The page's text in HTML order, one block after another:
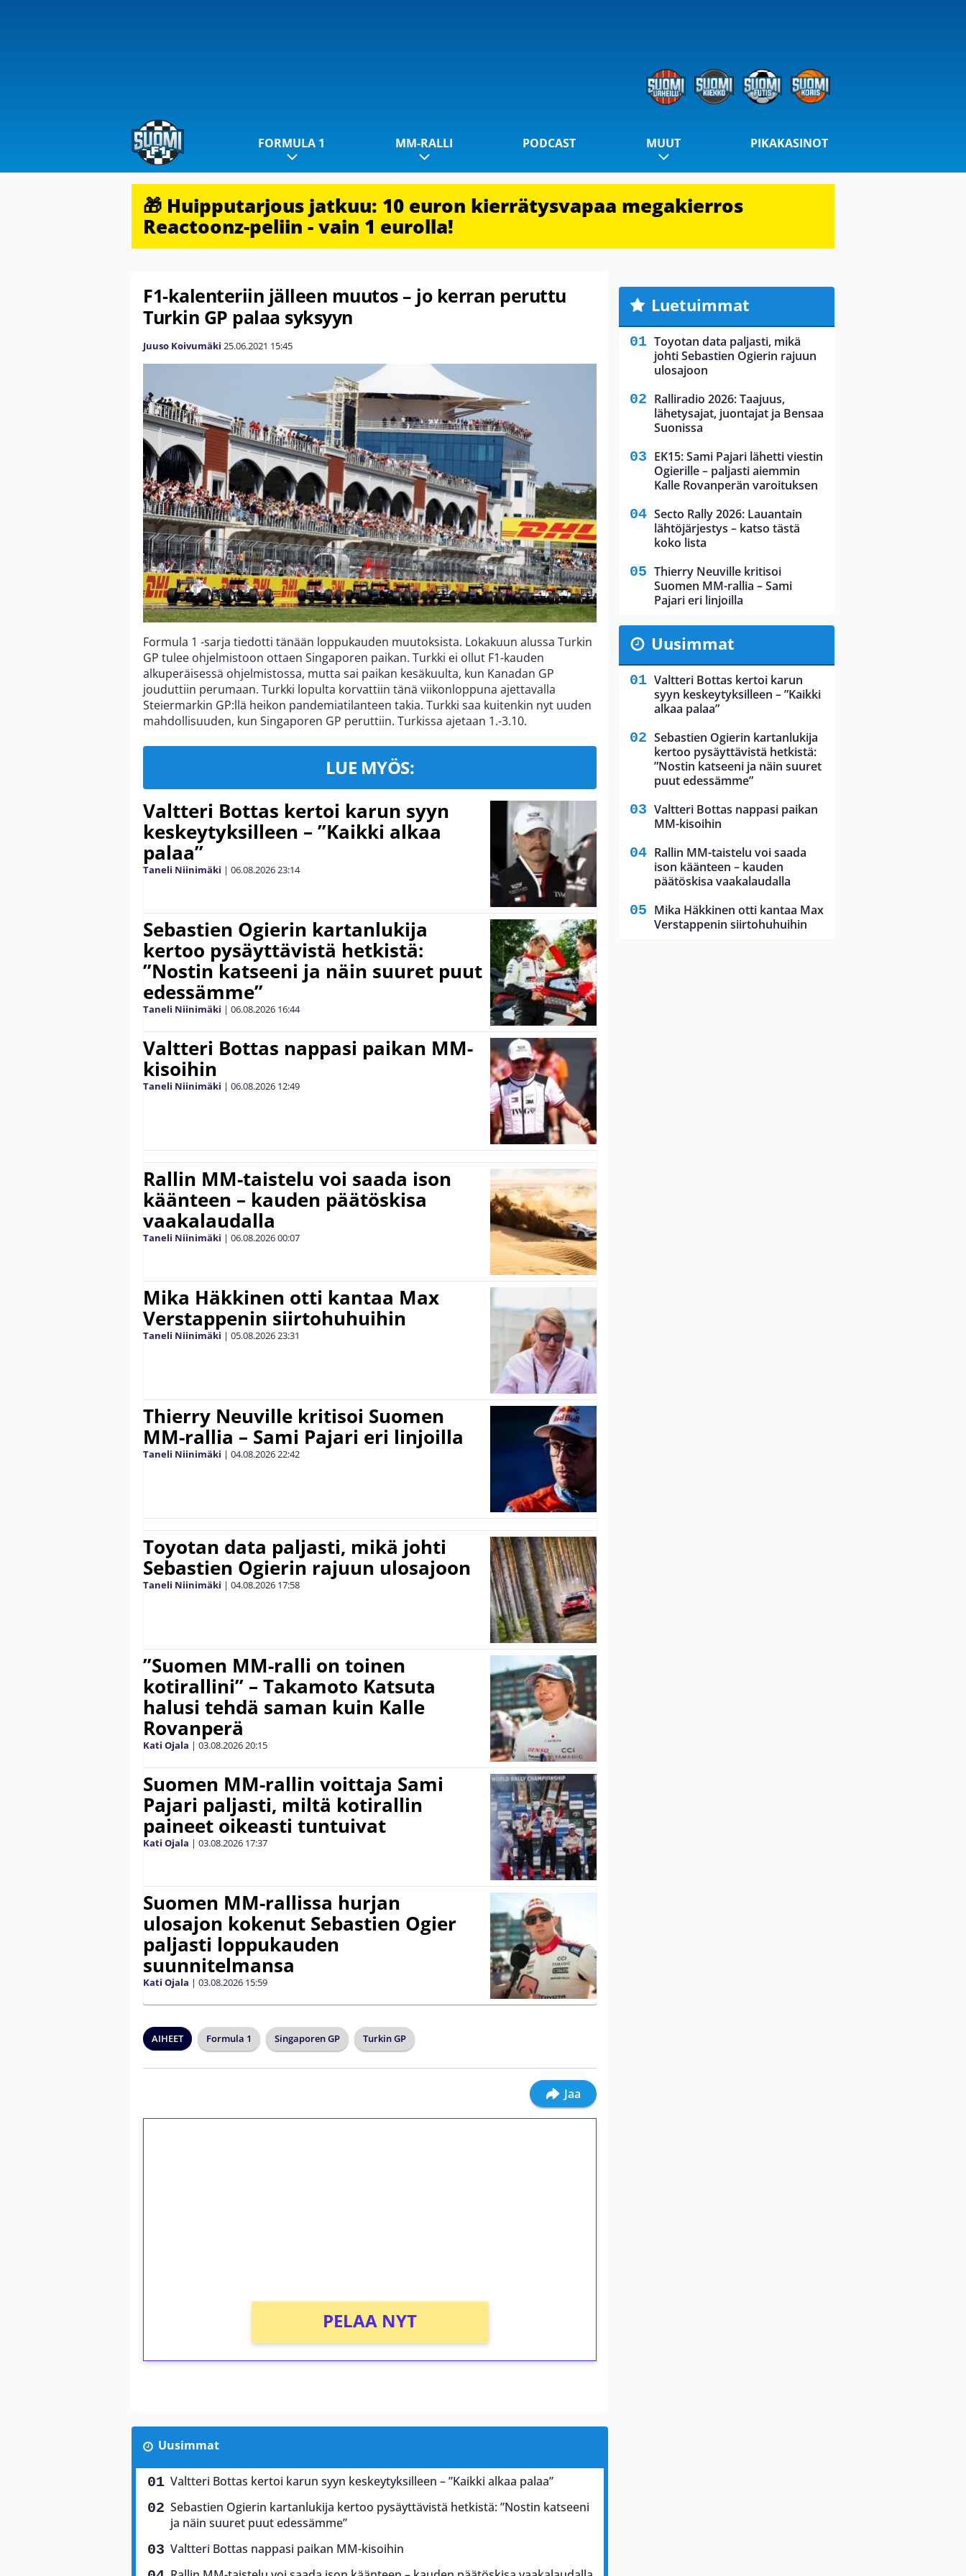
FORMULA 1 MM-RALLI PODCAST MUUT PIKAKASINOT
🎁 Huipputarjous jatkuu: 10 euron kierrätysvapaa megakierros
Reactoonz-peliin - vain 1 eurolla!
F1-kalenteriin jälleen muutos – jo kerran peruttu
Turkin GP palaa syksyyn
Juuso Koivumäki 25.06.2021 15:45
Formula 1 -sarja tiedotti tänään loppukauden muutoksista. Lokakuun alussa Turkin
GP tulee ohjelmistoon ottaen Singaporen paikan. Turkki ei ollut F1-kauden
alkuperäisessä ohjelmistossa, mutta sai paikan kesäkuulta, kun Kanadan GP
jouduttiin perumaan. Turkki lopulta korvattiin tänä viikonloppuna ajettavalla
Steiermarkin GP:llä heikon pandemiatilanteen takia. Turkki saa kuitenkin nyt uuden
mahdollisuuden, kun Singaporen GP peruttiin. Turkissa ajetaan 1.-3.10.
LUE MYÖS:
Valtteri Bottas kertoi karun syyn
keskeytyksilleen – ”Kaikki alkaa
palaa”
Taneli Niinimäki | 06.08.202623:14
Sebastien Ogierin kartanlukija
kertoo pysäyttävistä hetkistä:
”Nostin katseeni ja näin suuret puut
edessämme”
Taneli Niinimäki | 06.08.2026 16:44
Valtteri Bottas nappasi paikan MM-
kisoihin
Taneli Niinimäki | 06.08.2026 12:49
Rallin MM-taistelu voi saada ison
käänteen – kauden päätöskisa
vaakalaudalla
Taneli Niinimäki | 06.08.202600:07
Mika Häkkinen otti kantaa Max
Verstappenin siirtohuhuihin
Taneli Niinimäki | 05.08.202623:31
Thierry Neuville kritisoi Suomen
MM-rallia – Sami Pajari eri linjoilla
Taneli Niinimäki | 04.08.202622:42
Toyotan data paljasti, mikä johti
Sebastien Ogierin rajuun ulosajoon
Taneli Niinimäki | 04.08.2026 17:58
”Suomen MM-ralli on toinen
kotirallini” – Takamoto Katsuta
halusi tehdä saman kuin Kalle
Rovanperä
Kati Ojala | 03.08.202620:15
Suomen MM-rallin voittaja Sami
Pajari paljasti, miltä kotirallin
paineet oikeasti tuntuivat
Kati Ojala | 03.08.2026 17:37
Suomen MM-rallissa hurjan
ulosajon kokenut Sebastien Ogier
paljasti loppukauden
suunnitelmansa
Kati Ojala | 03.08.2026 15:59
AIHEET Formula 1 Singaporen GP Turkin GP
Jaa
PELAA NYT
Uusimmat
Valtteri Bottas kertoi karun syyn keskeytyksilleen – ”Kaikki alkaa palaa”
Sebastien Ogierin kartanlukija kertoo pysäyttävistä hetkistä: ”Nostin katseeni
ja näin suuret puut edessämme”
Valtteri Bottas nappasi paikan MM-kisoihin
Luetuimmat
Toyotan data paljasti, mikä
johti Sebastien Ogierin rajuun
ulosajoon
Ralliradio 2026: Taajuus,
lähetysajat, juontajat ja Bensaa
Suonissa
EK15: Sami Pajari lähetti viestin
Ogierille – paljasti aiemmin
Kalle Rovanperän varoituksen
Secto Rally 2026: Lauantain
lähtöjärjestys – katso tästä
koko lista
Thierry Neuville kritisoi
Suomen MM-rallia – Sami
Pajari eri linjoilla
Uusimmat
Valtteri Bottas kertoi karun
syyn keskeytyksilleen – ”Kaikki
alkaa palaa”
Sebastien Ogierin kartanlukija
kertoo pysäyttävistä hetkistä:
”Nostin katseeni ja näin suuret
puut edessämme”
Valtteri Bottas nappasi paikan
MM-kisoihin
Rallin MM-taistelu voi saada
ison käänteen – kauden
päätöskisa vaakalaudalla
Mika Häkkinen otti kantaa Max
Verstappenin siirtohuhuihin